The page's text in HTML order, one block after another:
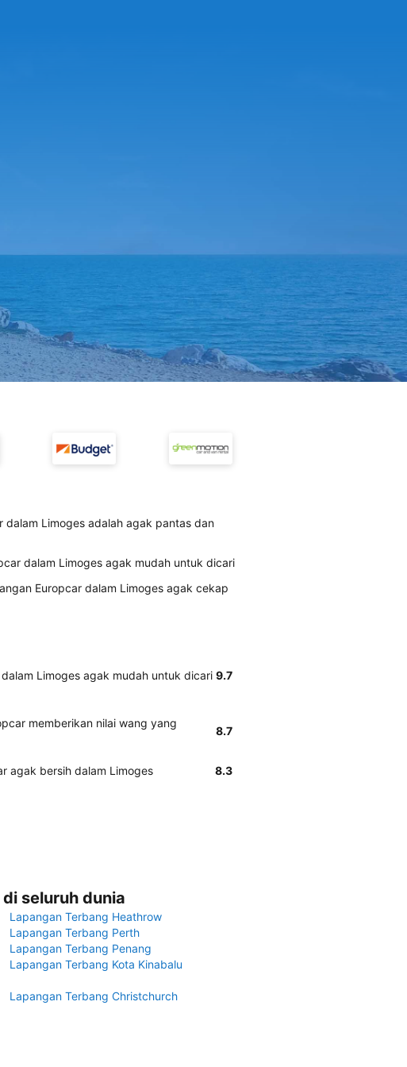
dalam Limoges adalah agak pantas dan
dalam Limoges agak mudah untuk dicari
Europcar dalam Limoges agak cekap
Limoges agak mudah untuk dicari 9.7
memberikan nilai wang yang
8.7
agak bersih dalam Limoges 8.3
seluruh dunia
Lapangan Terbang Heathrow
Lapangan Terbang Perth
Lapangan Terbang Penang
Lapangan Terbang Kota Kinabalu
Lapangan Terbang Christchurch